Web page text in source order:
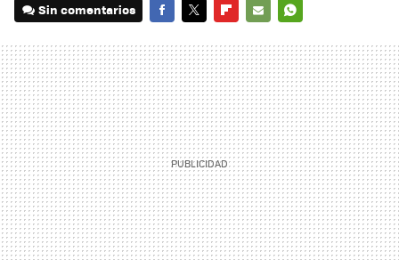
Sin comentarios
MAIL